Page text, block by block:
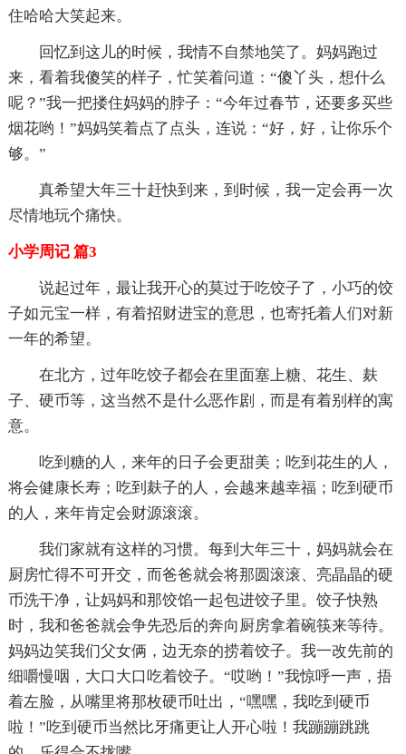
住哈哈大笑起来。
回忆到这儿的时候，我情不自禁地笑了。妈妈跑过
来，看着我傻笑的样子，忙笑着问道：“傻丫头，想什么
呢？”我一把搂住妈妈的脖子：“今年过春节，还要多买些
烟花哟！”妈妈笑着点了点头，连说：“好，好，让你乐个
够。”
真希望大年三十赶快到来，到时候，我一定会再一次
尽情地玩个痛快。
小学周记 篇3
说起过年，最让我开心的莫过于吃饺子了，小巧的饺
子如元宝一样，有着招财进宝的意思，也寄托着人们对新
一年的希望。
在北方，过年吃饺子都会在里面塞上糖、花生、麸
子、硬币等，这当然不是什么恶作剧，而是有着别样的寓
意。
吃到糖的人，来年的日子会更甜美；吃到花生的人，
将会健康长寿；吃到麸子的人，会越来越幸福；吃到硬币
的人，来年肯定会财源滚滚。
我们家就有这样的习惯。每到大年三十，妈妈就会在
厨房忙得不可开交，而爸爸就会将那圆滚滚、亮晶晶的硬
币洗干净，让妈妈和那饺馅一起包进饺子里。饺子快熟
时，我和爸爸就会争先恐后的奔向厨房拿着碗筷来等待。
妈妈边笑我们父女俩，边无奈的捞着饺子。我一改先前的
细嚼慢咽，大口大口吃着饺子。“哎哟！”我惊呼一声，捂
着左脸，从嘴里将那枚硬币吐出，“嘿嘿，我吃到硬币
啦！”吃到硬币当然比牙痛更让人开心啦！我蹦蹦跳跳